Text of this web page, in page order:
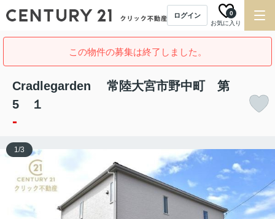
ログイン
お気に入り
0
この物件の募集は終了しました。
Cradlegarden 常陸大宮市野中町 第
5 １
-
1/3